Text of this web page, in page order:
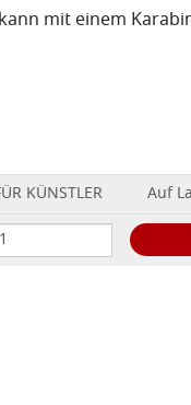
mit einem
KÜNSTLER Auf